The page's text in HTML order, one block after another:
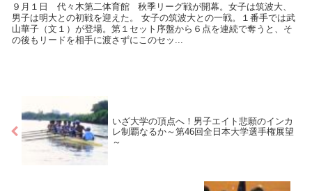
９月１日 代々木第二体育館 秋季リーグ戦が開幕。女子は筑波大、
男子は明大との初戦を迎えた。 女子の筑波大との一戦。１番手では武
山華子（文１）が登場。第１セット序盤から６点を連続で奪うと、そ
の後もリードを相手に渡さずにこのセッ...
いざ大学の頂点へ！男子エイト悲願のインカ
レ制覇なるか～第46回全日本大学選手権展望
～